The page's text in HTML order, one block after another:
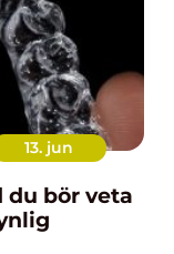
13. jun
du bör veta